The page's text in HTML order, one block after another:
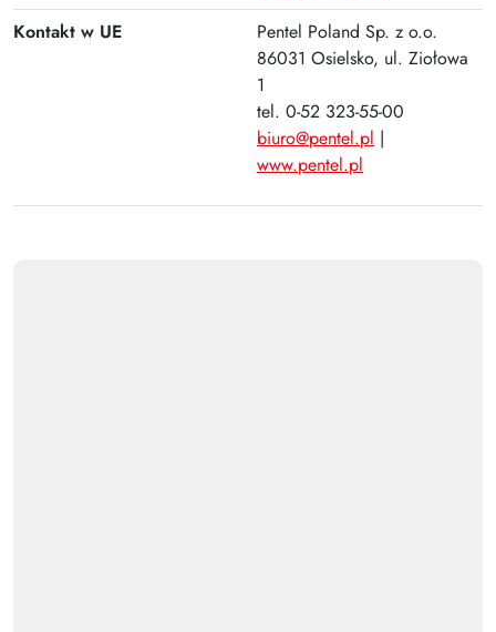
Kontakt w UE
Pentel Poland Sp. z o.o.
86031 Osielsko, ul. Ziołowa
1
tel. 0-52 323-55-00
biuro@pentel.pl |
www.pentel.pl